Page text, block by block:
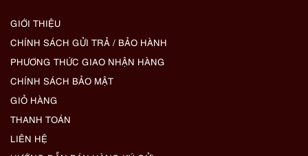
GIỚI THIỆU
CHÍNH SÁCH GỬI TRẢ / BẢO HÀNH
PHƯƠNG THỨC GIAO NHẬN HÀNG
CHÍNH SÁCH BẢO MẬT
GIỎ HÀNG
THANH TOÁN
LIÊN HỆ